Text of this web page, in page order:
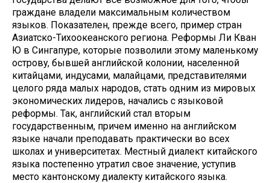
граждане владели максимальным количеством
языков. Показателен, прежде всего, пример стран
Азиатско-Тихоокеанского региона. Реформы Ли Кван
Ю в Сингапуре, которые позволили этому маленькому
острову, бывшей английской колонии, населенной
китайцами, индусами, малайцами, представителями
целого ряда малых народов, стать одним из мировых
экономических лидеров, начались с языковой
реформы. Так, английский стал вторым
государственным, причем именно на английском
языке начали преподавать практически во всех
школах и университетах. Местный диалект китайского
языка постепенно утратил свое значение, уступив
место кантонскому диалекту китайского языка.